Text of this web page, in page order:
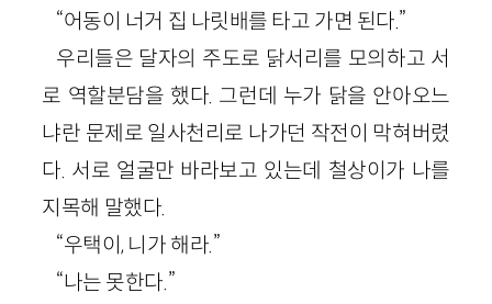
“어동이 너거 집 나릿배를 타고 가면 된다.”
우리들은 달자의 주도로 닭서리를 모의하고 서
로 역할분담을 했다. 그런데 누가 닭을 안아오느
냐란 문제로 일사천리로 나가던 작전이 막혀버렸
다. 서로 얼굴만 바라보고 있는데 철상이가 나를
지목해 말했다.
“우택이, 니가 해라.”
“나는 못한다.”